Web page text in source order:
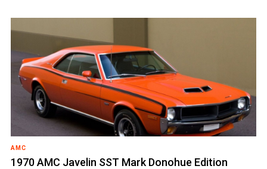
AMC
1970 AMC Javelin SST Mark Donohue Edition